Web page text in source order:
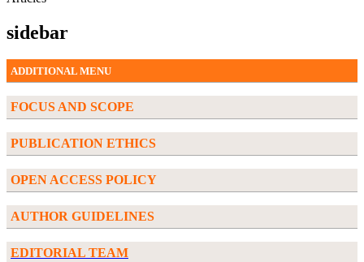
sidebar
ADDITIONAL MENU
FOCUS AND SCOPE
PUBLICATION ETHICS
OPEN ACCESS POLICY
AUTHOR GUIDELINES
EDITORIAL TEAM